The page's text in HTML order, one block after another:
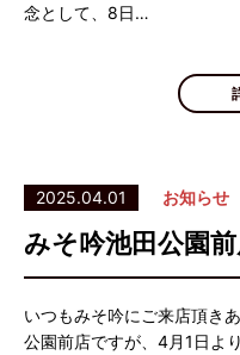
念として、8日…
2025.04.01 お知らせ
みそ吟池田公園
いつもみそ吟にご来店頂き
公園前店ですが、4月1日よ